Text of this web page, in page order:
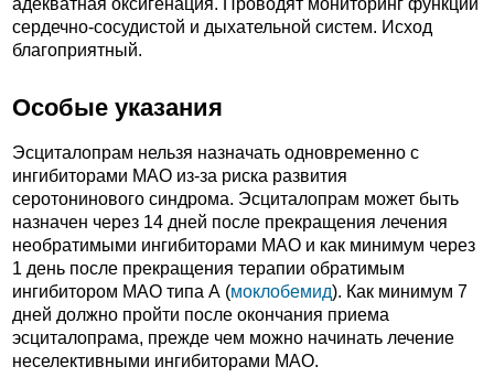
адекватная оксигенация. Проводят мониторинг функции
сердечно-сосудистой и дыхательной систем. Исход
благоприятный.
Особые указания
Эсциталопрам нельзя назначать одновременно с
ингибиторами МАО из-за риска развития
серотонинового синдрома. Эсциталопрам может быть
назначен через 14 дней после прекращения лечения
необратимыми ингибиторами МАО и как минимум через
1 день после прекращения терапии обратимым
ингибитором МАО типа А (моклобемид). Как минимум 7
дней должно пройти после окончания приема
эсциталопрама, прежде чем можно начинать лечение
неселективными ингибиторами МАО.